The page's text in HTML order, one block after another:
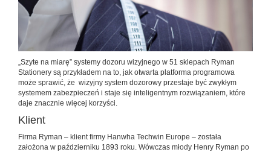
„Szyte na miarę” systemy dozoru wizyjnego w 51 sklepach Ryman
Stationery są przykładem na to, jak otwarta platforma programowa
może sprawić, że wizyjny system dozorowy przestaje być zwykłym
systemem zabezpieczeń i staje się inteligentnym rozwiązaniem, które
daje znacznie więcej korzyści.
Klient
Firma Ryman – klient firmy Hanwha Techwin Europe – została
założona w październiku 1893 roku. Wówczas młody Henry Ryman po